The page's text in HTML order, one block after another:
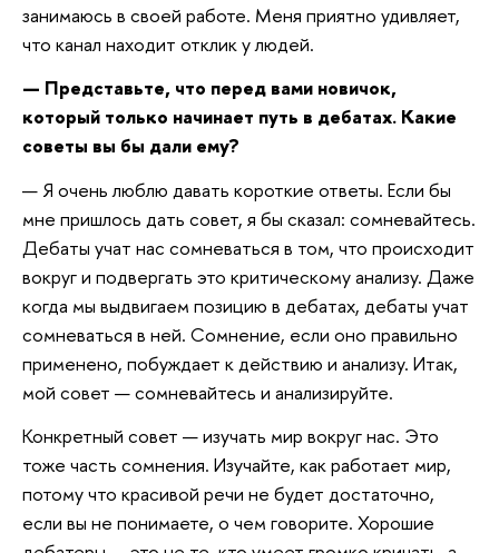
занимаюсь в своей работе. Меня приятно удивляет,
что канал находит отклик у людей.
— Представьте, что перед вами новичок,
который только начинает путь в дебатах. Какие
советы вы бы дали ему?
— Я очень люблю давать короткие ответы. Если бы
мне пришлось дать совет, я бы сказал: сомневайтесь.
Дебаты учат нас сомневаться в том, что происходит
вокруг и подвергать это критическому анализу. Даже
когда мы выдвигаем позицию в дебатах, дебаты учат
сомневаться в ней. Сомнение, если оно правильно
применено, побуждает к действию и анализу. Итак,
мой совет — сомневайтесь и анализируйте.
Конкретный совет — изучать мир вокруг нас. Это
тоже часть сомнения. Изучайте, как работает мир,
потому что красивой речи не будет достаточно,
если вы не понимаете, о чем говорите. Хорошие